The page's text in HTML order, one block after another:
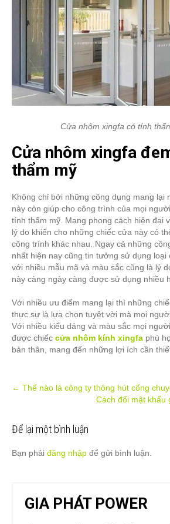
Cửa nhôm xingfa có tính
Cửa nhôm xingfa
thẩm mỹ
Không chỉ bởi những công dụng mang lại
này còn giúp cho công trình của mọi
tính thẩm mỹ. Mang phong cách hiện đại
lý do khiến cho những chiếc cửa này có
công trình khác nhau. Ngay cả những
nhất hiện nay cũng tin tưởng sử dụng loại
với nhiều mẫu mã và màu sắc cũng là lý
này càng ngày càng được sử dụng nhiều
Với nhiều ưu điểm mang lại thì những
thực sự là lựa chọn tuyệt vời mà mọi
Với nhiều kiểu dáng và màu sắc mọi
được chiếc cửa nhôm kính xingfa phù
bản thân, mang đến những lợi ích cần
Post
← Thế nào là công ty thông hút cống
Cách đổi mật khẩu
Để lại một bình luận
Bạn phải đăng nhập để gửi bình luận.
GIA PHÁT POWER